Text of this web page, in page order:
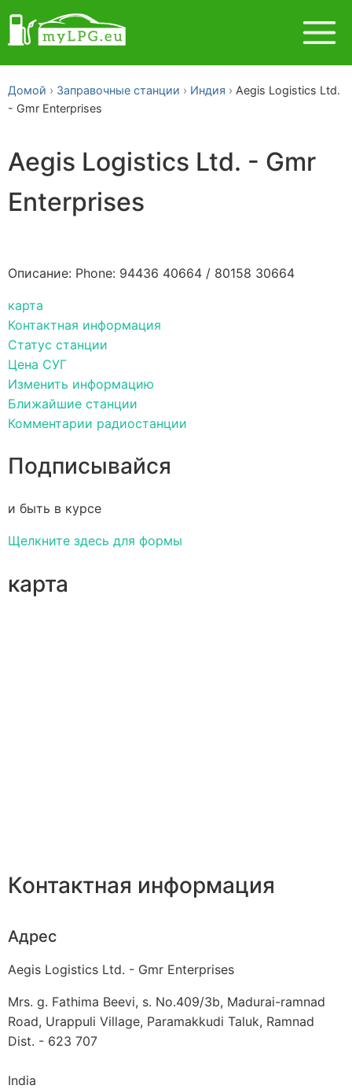
Домой Заправочные станции Индия
Aegis Logistics Ltd.
- Gmr Enterprises
Aegis Logistics Ltd. - Gmr
Enterprises
Описание: Phone: 94436 40664 / 80158 30664
карта
Контактная информация
Статус станции
Цена СУГ
Изменить информацию
Ближайшие станции
Комментарии радиостанции
Подписывайся
и быть в курсе
Щелкните здесь для формы
карта
Контактная информация
Адрес
Aegis Logistics Ltd. - Gmr Enterprises
Mrs. g. Fathima Beevi, s. No.409/3b, Madurai-ramnad
Road, Urappuli Village, Paramakkudi Taluk, Ramnad
Dist. - 623 707
India